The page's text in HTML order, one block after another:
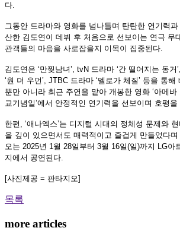
다.
그동안 드라마와 영화를 넘나들며 탄탄한 연기력
산한 김도연이 데뷔 후 처음으로 선보이는 연극 무
관객들의 마음을 사로잡을지 이목이 집중된다.
김도연은 ‘만찢남녀’, tvN 드라마 ‘간 떨어지는 동거
‘원 더 우먼’, JTBC 드라마 ‘멜로가 체질’ 등을 통
뿐만 아니라 최근 주연을 맡아 개봉한 영화 ‘아메
교기념일’에서 안정적인 연기력을 선보이며 호평을
한편, ‘애나엑스’는 디지털 시대의 정체성 문제와
을 깊이 있으면서도 매력적이고 즐겁게 만들었다
오는 2025년 1월 28일부터 3월 16일(일)까지 LG아
지에서 공연된다.
[사진제공 = 판타지오]
목록
more articles